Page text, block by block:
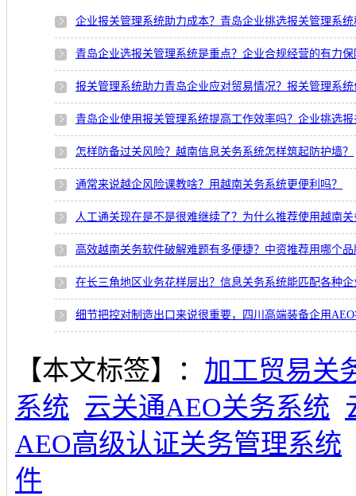
企业报关管理系统助力成本？青岛企业挑选报关管理系
青岛企业选报关管理系统是重点？企业合规经营的有力
报关管理系统助力青岛企业应对贸易情况？报关管理系
青岛企业使用报关管理系统提高工作效率吗？企业挑选
怎样防备过关风险？越南信息关务系统怎样筑起防护墙？
通常来说越企风险课教啥？用越南关务系统更便利吗？
人工通关现在是不是很难继续了？为什么推荐使用越南
高效越南关务软件破解难题有多便捷？中资推荐用哪个
在长三角地区业务花样层出？信息关务系统能匹配各种企
细节把控对制造出口来说很重要，四川高端装备企用
【本文标签】： 加工贸易关
系统 云关通AEO关务系统
AEO高级认证关务管理系统
件